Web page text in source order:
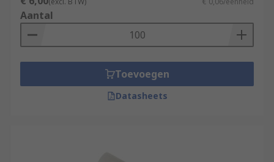
Aantal
Toevoegen
Datasheets